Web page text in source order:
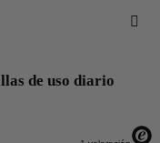
de uso diario